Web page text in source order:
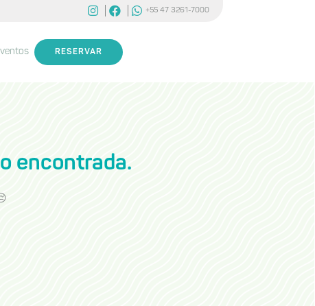
+55 47 3261-7000
RESERVAR
encontrada.